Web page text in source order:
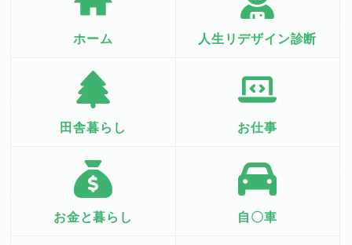
ホーム 人生リデザイン診断
田舎暮らし お仕事
お金と暮らし 自〇車